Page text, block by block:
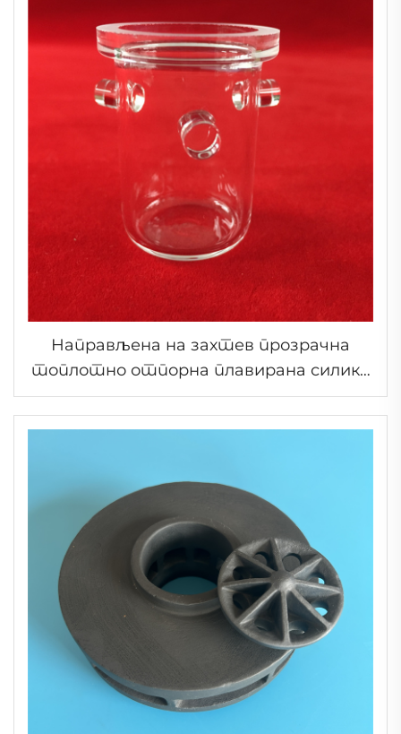
Направљена на захтев прозрачна
топлотно отпорна плавирана силика
кварц стаклена коцка